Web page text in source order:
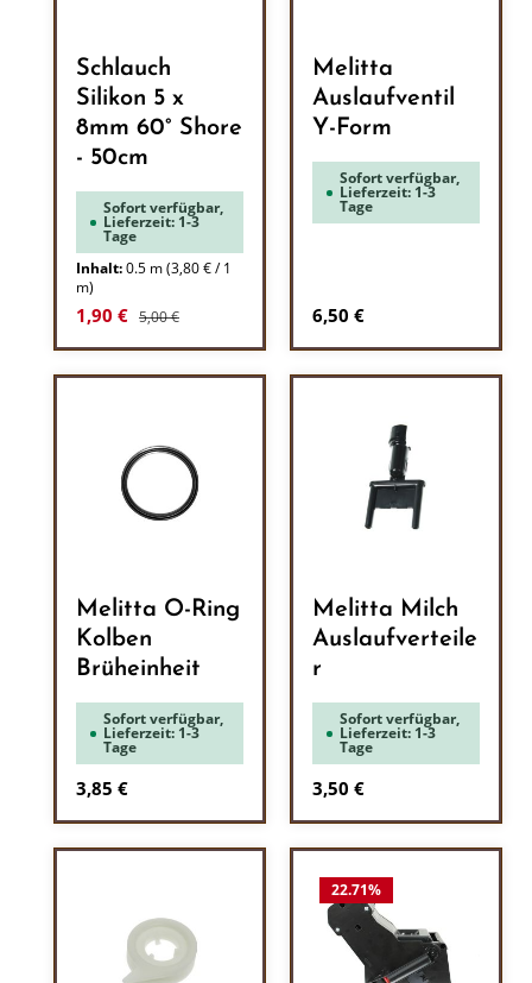
Schlauch
Silikon 5 x
8mm 60° Shore
- 50cm
Sofort verfügbar,
Lieferzeit: 1-3
Tage
Inhalt:0.5 m(3,80 € / 1
m)
Verkaufspreis:
1,90 € Regulärer Preis:
5,00 €
Melitta
Auslaufventil
Y-Form
Sofort verfügbar,
Lieferzeit: 1-3
Tage
Regulärer Preis:
6,50 €
Melitta O-Ring
Kolben
Brüheinheit
Sofort verfügbar,
Lieferzeit: 1-3
Tage
Regulärer Preis:
3,85 €
Melitta Milch
Auslaufverteile
r
Sofort verfügbar,
Lieferzeit: 1-3
Tage
Regulärer Preis:
3,50 €
22.71%